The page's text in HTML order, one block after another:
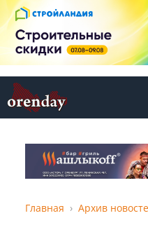
Главная Архив